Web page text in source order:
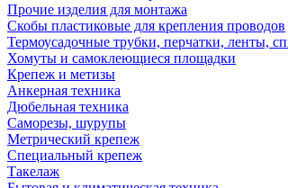
Прочие изделия для монтажа
Скобы пластиковые для крепления проводов
Термоусадочные трубки, перчатки, ленты,
Хомуты и самоклеющиеся площадки
Крепеж и метизы
Анкерная техника
Дюбельная техника
Саморезы, шурупы
Метрический крепеж
Специальный крепеж
Такелаж